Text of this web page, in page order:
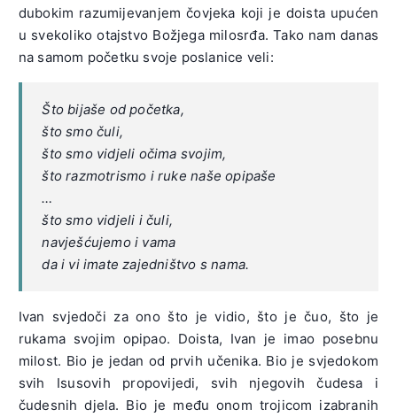
dubokim razumijevanjem čovjeka koji je doista upućen
u svekoliko otajstvo Božjega milosrđa. Tako nam danas
na samom početku svoje poslanice veli:
Što bijaše od početka,
što smo čuli,
što smo vidjeli očima svojim,
što razmotrismo i ruke naše opipaše
…
što smo vidjeli i čuli,
navješćujemo i vama
da i vi imate zajedništvo s nama.
Ivan svjedoči za ono što je vidio, što je čuo, što je
rukama svojim opipao. Doista, Ivan je imao posebnu
milost. Bio je jedan od prvih učenika. Bio je svjedokom
svih Isusovih propovijedi, svih njegovih čudesa i
čudesnih djela. Bio je među onom trojicom izabranih